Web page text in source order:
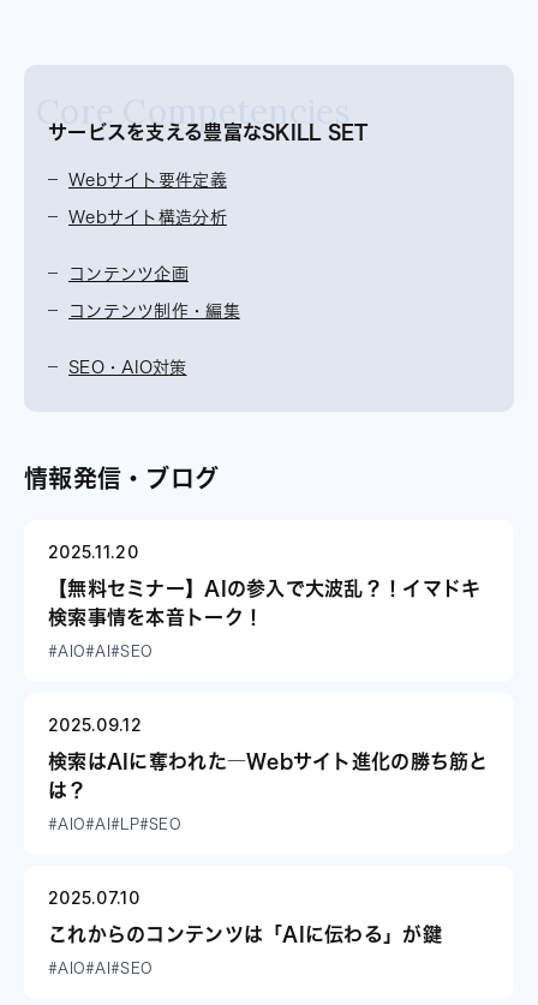
Core Competencies
サービスを支える豊富なSKILL SET
Webサイト要件定義
Webサイト構造分析
コンテンツ企画
コンテンツ制作・編集
SEO・AIO対策
情報発信・ブログ
2025.11.20
【無料セミナー】AIの参入で大波乱？！イマドキ
検索事情を本音トーク！
#AIO#AI #SEO
2025.09.12
検索はAIに奪われた―Webサイト進化の勝ち筋と
は？
#AIO#AI #LP#SEO
2025.07.10
これからのコンテンツは「AIに伝わる」が鍵
#AIO#AI #SEO